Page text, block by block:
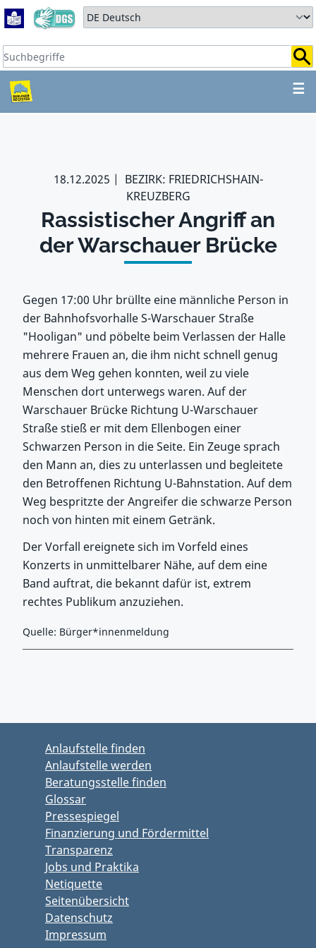
Zum Hauptbereich springen
Zum Hauptmenü springen
Sprache auswählen:
Suchbegriffe:
☰
ZUM HAUPTBEREICH
18.12.2025
BEZIRK: FRIEDRICHSHAIN-
KREUZBERG
Rassistischer Angriff an
der Warschauer Brücke
Gegen 17:00 Uhr brüllte eine männliche Person in
der Bahnhofsvorhalle S-Warschauer Straße
"Hooligan" und pöbelte beim Verlassen der Halle
mehrere Frauen an, die ihm nicht schnell genug
aus dem Weg gehen konnten, weil zu viele
Menschen dort unterwegs waren. Auf der
Warschauer Brücke Richtung U-Warschauer
Straße stieß er mit dem Ellenbogen einer
Schwarzen Person in die Seite. Ein Zeuge sprach
den Mann an, dies zu unterlassen und begleitete
den Betroffenen Richtung U-Bahnstation. Auf dem
Weg bespritzte der Angreifer die schwarze Person
noch von hinten mit einem Getränk.
Der Vorfall ereignete sich im Vorfeld eines
Konzerts in unmittelbarer Nähe, auf dem eine
Band auftrat, die bekannt dafür ist, extrem
rechtes Publikum anzuziehen.
Quelle: Bürger*innenmeldung
Anlaufstelle finden
Anlaufstelle werden
Beratungsstelle finden
Glossar
Pressespiegel
Finanzierung und Fördermittel
Transparenz
Jobs und Praktika
Netiquette
Seitenübersicht
Datenschutz
Impressum